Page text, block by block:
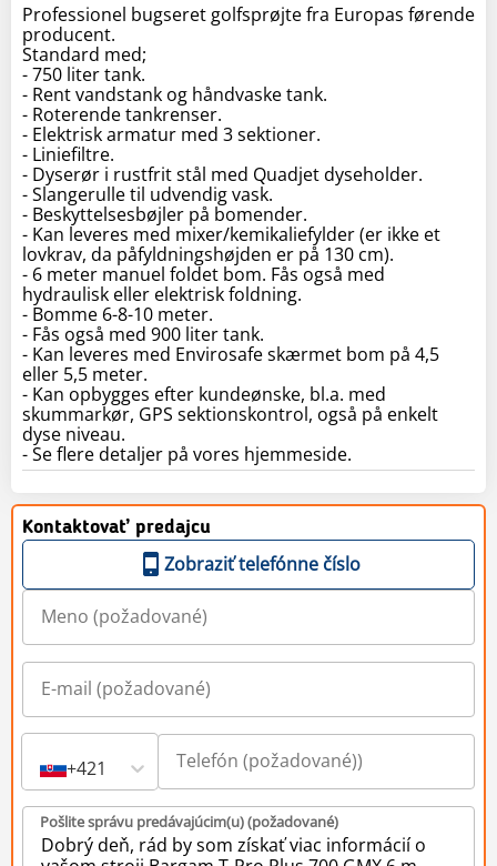
Professionel bugseret golfsprøjte fra Europas førende
producent.
Standard med;
- 750 liter tank.
- Rent vandstank og håndvaske tank.
- Roterende tankrenser.
- Elektrisk armatur med 3 sektioner.
- Liniefiltre.
- Dyserør i rustfrit stål med Quadjet dyseholder.
- Slangerulle til udvendig vask.
- Beskyttelsesbøjler på bomender.
- Kan leveres med mixer/kemikaliefylder (er ikke et
lovkrav, da påfyldningshøjden er på 130 cm).
- 6 meter manuel foldet bom. Fås også med
hydraulisk eller elektrisk foldning.
- Bomme 6-8-10 meter.
- Fås også med 900 liter tank.
- Kan leveres med Envirosafe skærmet bom på 4,5
eller 5,5 meter.
- Kan opbygges efter kundeønske, bl.a. med
skummarkør, GPS sektionskontrol, også på enkelt
dyse niveau.
- Se flere detaljer på vores hjemmeside.
Kontaktovať predajcu
Zobraziť telefónne číslo
+421
Pošlite správu predávajúcim(u) (požadované)